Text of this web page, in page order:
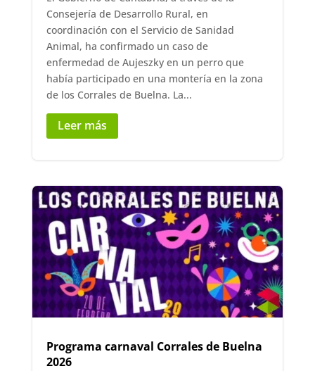
Consejería de Desarrollo Rural, en
coordinación con el Servicio de Sanidad
Animal, ha confirmado un caso de
enfermedad de Aujeszky en un perro que
había participado en una montería en la zona
de los Corrales de Buelna. La...
Leer más
Programa carnaval Corrales de Buelna
2026